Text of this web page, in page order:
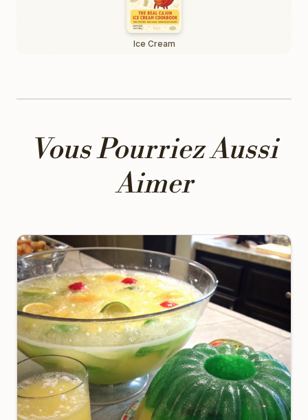
Ice Cream
Vous Pourriez Aussi
Aimer